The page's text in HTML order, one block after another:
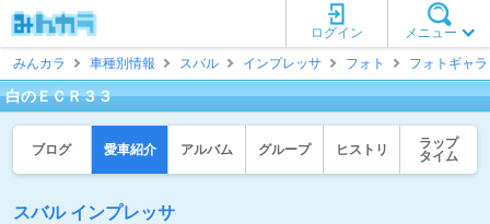
メニュー
ログイン
みんカラ
車種別情報 スバル インプレッサ フォト フォトギャ
白のＥＣＲ３３
ブログ 愛車紹介 アルバム グループ ヒストリ
ラップ
タイム
スバル インプレッサ